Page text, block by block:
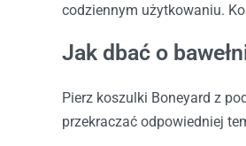
codziennym użytkowaniu.
Jak dbać o
Pierz koszulki Boneyard z
przekraczać odpowiedniej